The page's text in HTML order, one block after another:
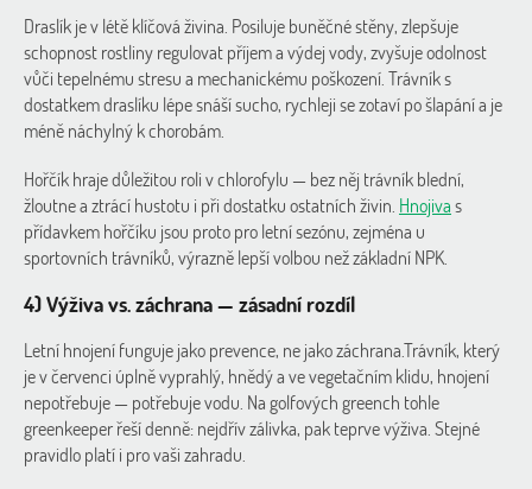
Draslík je v létě klíčová živina. Posiluje buněčné stěny, zlepšuje
schopnost rostliny regulovat příjem a výdej vody, zvyšuje odolnost
vůči tepelnému stresu a mechanickému poškození. Trávník s
dostatkem draslíku lépe snáší sucho, rychleji se zotaví po šlapání a je
méně náchylný k chorobám.
Hořčík hraje důležitou roli v chlorofylu — bez něj trávník blední,
žloutne a ztrácí hustotu i při dostatku ostatních živin. Hnojivas
přídavkem hořčíku jsou proto pro letní sezónu, zejména u
sportovních trávníků, výrazně lepší volbou než základní NPK.
4) Výživa vs. záchrana — zásadní rozdíl
Letní hnojení funguje jako prevence, ne jako záchrana.Trávník, který
je v červenci úplně vyprahlý, hnědý a ve vegetačním klidu, hnojení
nepotřebuje — potřebuje vodu . Na golfových greench tohle
greenkeeper řeší denně: nejdřív zálivka, pak teprve výživa. Stejné
pravidlo platí i pro vaši zahradu.